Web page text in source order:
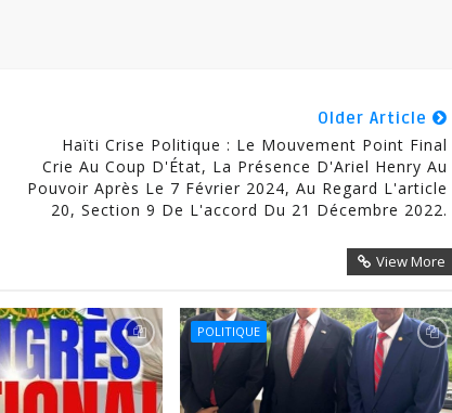
Older Article
Haïti Crise Politique : Le Mouvement Point Final
Crie Au Coup D'État, La Présence D'Ariel Henry Au
Pouvoir Après Le 7 Février 2024, Au Regard L'article
20, Section 9 De L'accord Du 21 Décembre 2022.
View More
POLITIQUE